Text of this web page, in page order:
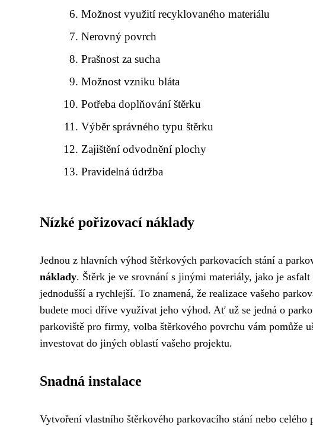
Možnost využití recyklovaného materiálu
Nerovný povrch
Prašnost za sucha
Možnost vzniku bláta
Potřeba doplňování štěrku
Výběr správného typu štěrku
Zajištění odvodnění plochy
Pravidelná údržba
Nízké pořizovací náklady
Jednou z hlavních výhod štěrkových parkovacích stání a
náklady. Štěrk je ve srovnání s jinými materiály, jako je
jednodušší a rychlejší. To znamená, že realizace vašeho
budete moci dříve využívat jeho výhod. Ať už se jedná o
parkoviště pro firmy, volba štěrkového povrchu vám pomůže
investovat do jiných oblastí vašeho projektu.
Snadná instalace
Vytvoření vlastního štěrkového parkovacího stání nebo